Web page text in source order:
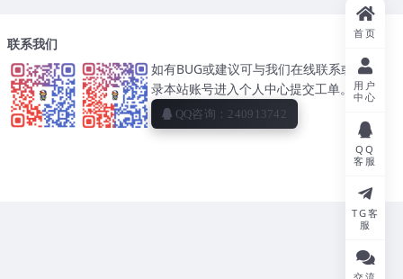
联系我们
如有BUG或建议可与我们在线联系或者登
录本站账号进入个人中心提交工单。
QQ咨询：240913742
首页
用户
中心
QQ
客服
TG客
服